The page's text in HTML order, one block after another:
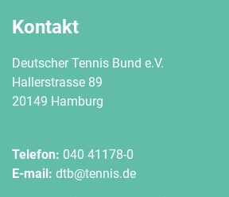
Kontakt
Deutscher Tennis Bund e.V.
Hallerstrasse 89
20149 Hamburg
Telefon: 040 41178-0
E-mail: dtb@tennis.de